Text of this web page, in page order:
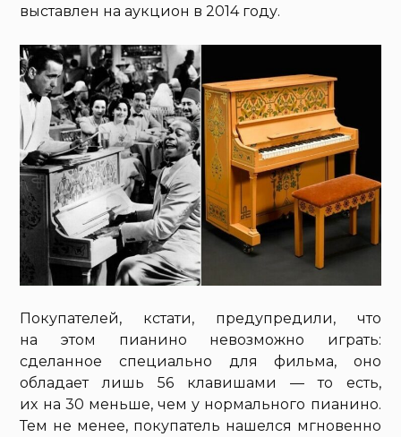
выставлен на аукцион в 2014 году.
Покупателей, кстати, предупредили, что
на этом пианино невозможно играть:
сделанное специально для фильма, оно
обладает лишь 56 клавишами — то есть,
их на 30 меньше, чем у нормального пианино.
Тем не менее, покупатель нашелся мгновенно